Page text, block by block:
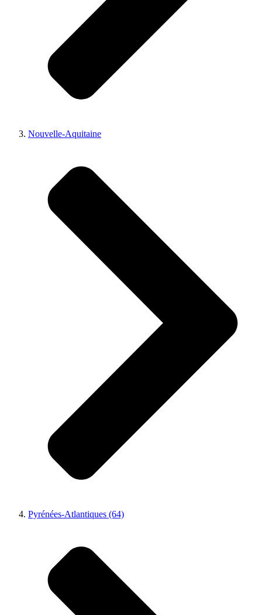
Nouvelle-Aquitaine
Pyrénées-Atlantiques (64)